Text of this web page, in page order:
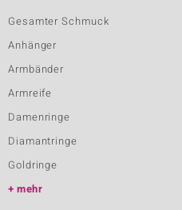
Gesamter Schmuck
Anhänger
Armbänder
Armreife
Damenringe
Diamantringe
Goldringe
mehr